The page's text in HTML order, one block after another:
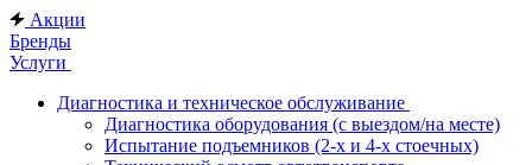
Акции
Бренды
Услуги
Диагностика и техническое обслуживание
Диагностика оборудования (с выездом/на месте)
Испытание подъемников (2-х и 4-х стоечных)